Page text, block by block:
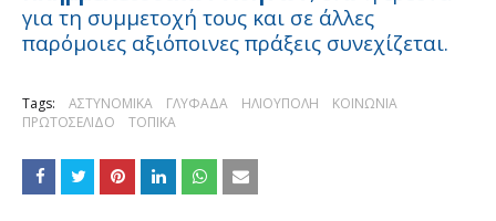
για τη συμμετοχή τους και σε άλλες
παρόμοιες αξιόποινες πράξεις συνεχίζεται.
Tags: ΑΣΤΥΝΟΜΙΚΑ ΓΛΥΦΑΔΑ ΗΛΙΟΥΠΟΛΗ
ΚΟΙΝΩΝΙΑ
ΠΡΩΤΟΣΕΛΙΔΟ
ΤΟΠΙΚΑ